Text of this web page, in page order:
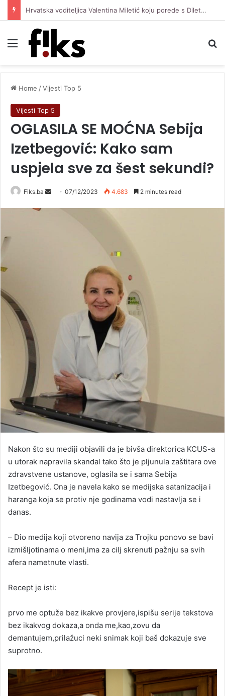
Hrvatska voditeljica Valentina Miletić koju porede s Dilettom Leotom oduševila pozirajući u bikiniju
Menu
Home /Vijesti Top 5
Vijesti Top 5
OGLASILA SE MOĆNA Sebija
Izetbegović: Kako sam
uspjela sve za šest sekundi?
Fiks.ba
Send07/12/2023 4.683 2 minutes read
Nakon što su mediji objavili da je bivša direktorica KCUS-a
u utorak napravila skandal tako što je pljunula zaštitara ove
zdravstvene ustanove, oglasila se i sama Sebija
Izetbegović. Ona je navela kako se medijska satanizacija i
haranga koja se protiv nje godinama vodi nastavlja se i
danas.
– Dio medija koji otvoreno navija za Trojku ponovo se bavi
izmišljotinama o meni,ima za cilj skrenuti pažnju sa svih
afera nametnute vlasti.
Recept je isti:
prvo me optuže bez ikakve provjere,ispišu serije tekstova
bez ikakvog dokaza,a onda me,kao,zovu da
demantujem,prilažuci neki snimak koji baš dokazuje sve
suprotno.